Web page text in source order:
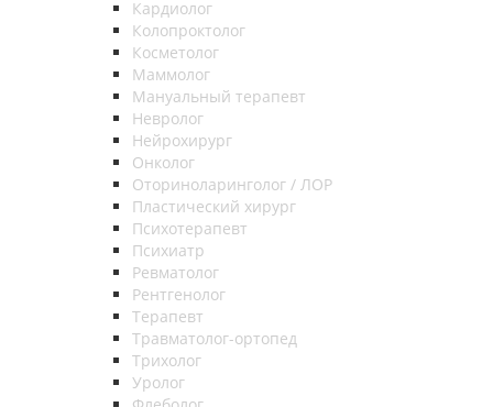
Кардиолог
Колопроктолог
Косметолог
Маммолог
Мануальный терапевт
Невролог
Нейрохирург
Онколог
Оториноларинголог / ЛОР
Пластический хирург
Психотерапевт
Психиатр
Ревматолог
Рентгенолог
Терапевт
Травматолог-ортопед
Трихолог
Уролог